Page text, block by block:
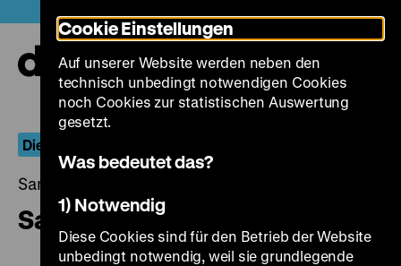
zum
Seiteninhalt
springen
Die Ufa
Samstag, 09. Dezember 2017, 18.30 - 00.00 Uhr
Saison in Kairo
Cookie Einstellungen
Auf unserer Website werden neben den
technisch unbedingt notwendigen Cookies
noch Cookies zur statistischen Auswertung
gesetzt.
Was bedeutet das?
1) Notwendig
Diese Cookies sind für den Betrieb der Website
unbedingt notwendig, weil sie grundlegende